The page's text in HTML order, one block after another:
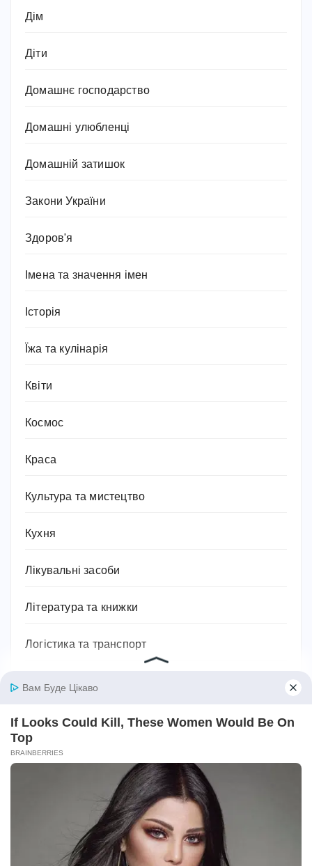
Дім
Діти
Домашнє господарство
Домашні улюбленці
Домашній затишок
Закони України
Здоров'я
Імена та значення імен
Історія
Їжа та кулінарія
Квіти
Космос
Краса
Культура та мистецтво
Кухня
Лікувальні засоби
Література та книжки
Логістика та транспорт
Людина
Магія, хіромантія, езотерика, таро, містика
Міфи та легенди
Мотивація для спорту